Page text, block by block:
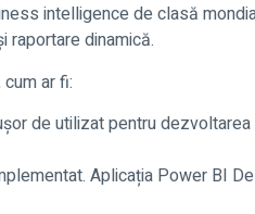
intelligence de clasă
raportare dinamică.
ar fi:
de utilizat pentru
Aplicația Power BI